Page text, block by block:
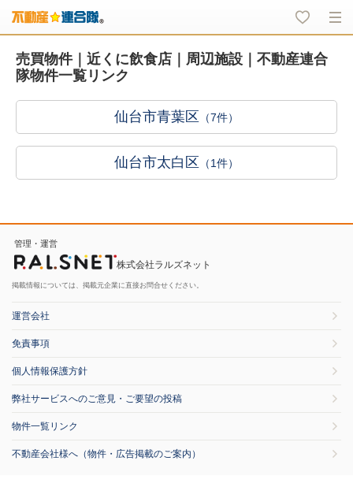
売買物件｜近くに飲食店｜周辺施設｜不動産連合
隊物件一覧リンク
仙台市青葉区 （7件）
仙台市太白区 （1件）
管理・運営
株式会社ラルズネット
掲載情報については、掲載元企業に直接お問合せください。
運営会社
免責事項
個人情報保護方針
弊社サービスへのご意見・ご要望の投稿
物件一覧リンク
不動産会社様へ（物件・広告掲載のご案内）